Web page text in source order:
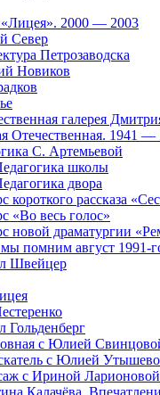
2000 — 2003
Север
Петрозаводска
Новиков
галерея
Отечественная. 1941 —
С. Артемьевой
школы
двора
короткого рассказа
«Во весь голос»
новой драматургии
помним август 1991-
Швейцер
Гольденберг
с Юлией
с Юлией
с Ириной Ларионовой